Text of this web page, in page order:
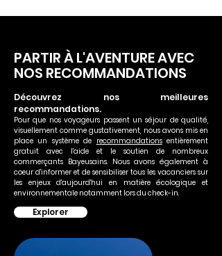
PARTIR À L'AVENTURE AVEC
NOS RECOMMANDATIONS
Découvrez nos meilleures
recommandations.
Pour que nos voyageurs passent un séjour de qualité,
visuellement comme gustativement, nous avons mis en
place un système de recommandationsentièrement
gratuit avec l'aide et le soutien de nombreux
commerçants Bayeusains. Nous avons également à
coeur d'informer et de sensibiliser tous les vacanciers sur
les enjeux d'aujourd'hui en matière écologique et
environnementale notamment lors du check-in.
Explorer